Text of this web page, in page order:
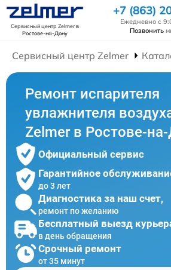
Сервисный центр Zelmerв
Ростове-на-Дону
+7 (863)
Ежедневно с
Позвонить
Сервисный центр Zelmer
Ремонт испарителя
увлажнителя
Zelmer в Ростове-
Официальный сервис
Гарантийное
до 3 лет
Диагностика за наш счет,
ремонт по желанию
Бесплатный выезд
в день обращения
Срочный ремонт
от 35 минут